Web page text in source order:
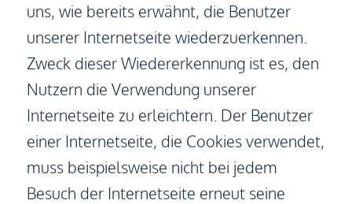
uns, wie bereits erwähnt, die Benutzer
unserer Internetseite wiederzuerkennen.
Zweck dieser Wiedererkennung ist es, den
Nutzern die Verwendung unserer
Internetseite zu erleichtern. Der Benutzer
einer Internetseite, die Cookies verwendet,
muss beispielsweise nicht bei jedem
Besuch der Internetseite erneut seine